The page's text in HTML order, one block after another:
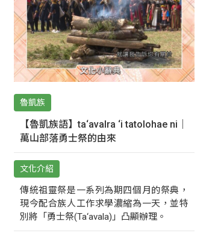
魯凱族
【魯凱族語】ta‘avalra ‘i tatolohae ni｜
萬山部落勇士祭的由來
文化介紹
傳統祖靈祭是一系列為期四個月的祭典，
現今配合族人工作求學濃縮為一天，並特
別將「勇士祭(Ta‘avala)」凸顯辦理。